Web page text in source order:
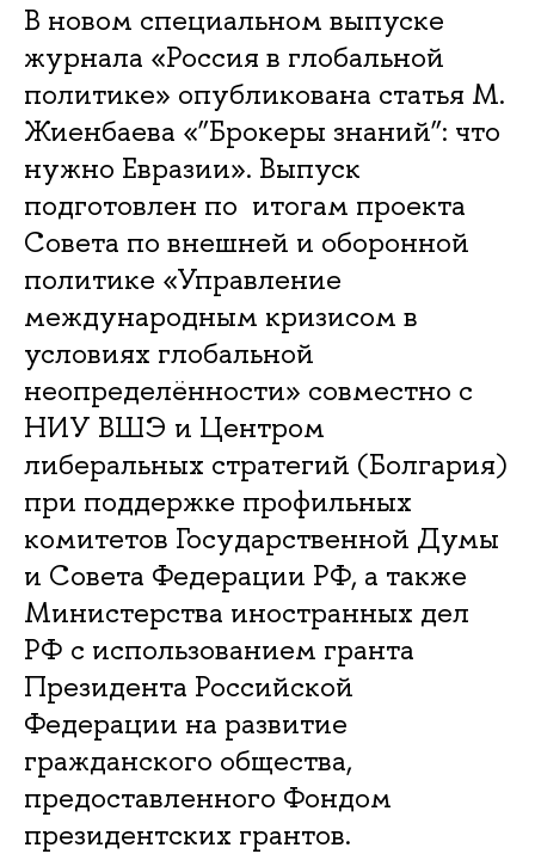
В новом специальном выпуске
журнала «Россия в глобальной
политике» опубликована статья М.
Жиенбаева «”Брокеры знаний”: что
нужно Евразии». Выпуск
подготовлен по итогам проекта
Совета по внешней и оборонной
политике «Управление
международным кризисом в
условиях глобальной
неопределённости» совместно с
НИУ ВШЭ и Центром
либеральных стратегий (Болгария)
при поддержке профильных
комитетов Государственной Думы
и Совета Федерации РФ, а также
Министерства иностранных дел
РФ с использованием гранта
Президента Российской
Федерации на развитие
гражданского общества,
предоставленного Фондом
президентских грантов.